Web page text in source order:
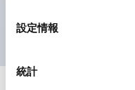
設定情報
統計
現がより明確・鮮明